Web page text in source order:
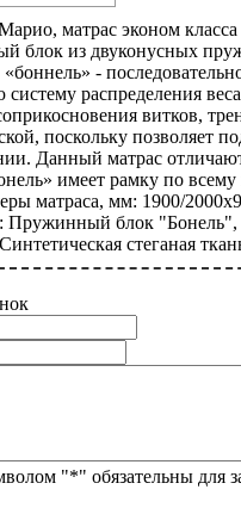
матрас эконом
блок из двуконусных
-
систему распределения
витков,
поскольку позволяет
Данный матрас
имеет рамку по всему
матраса, мм: 1900/
Пружинный блок "Бонель",
стеганая
"*" обязательны для